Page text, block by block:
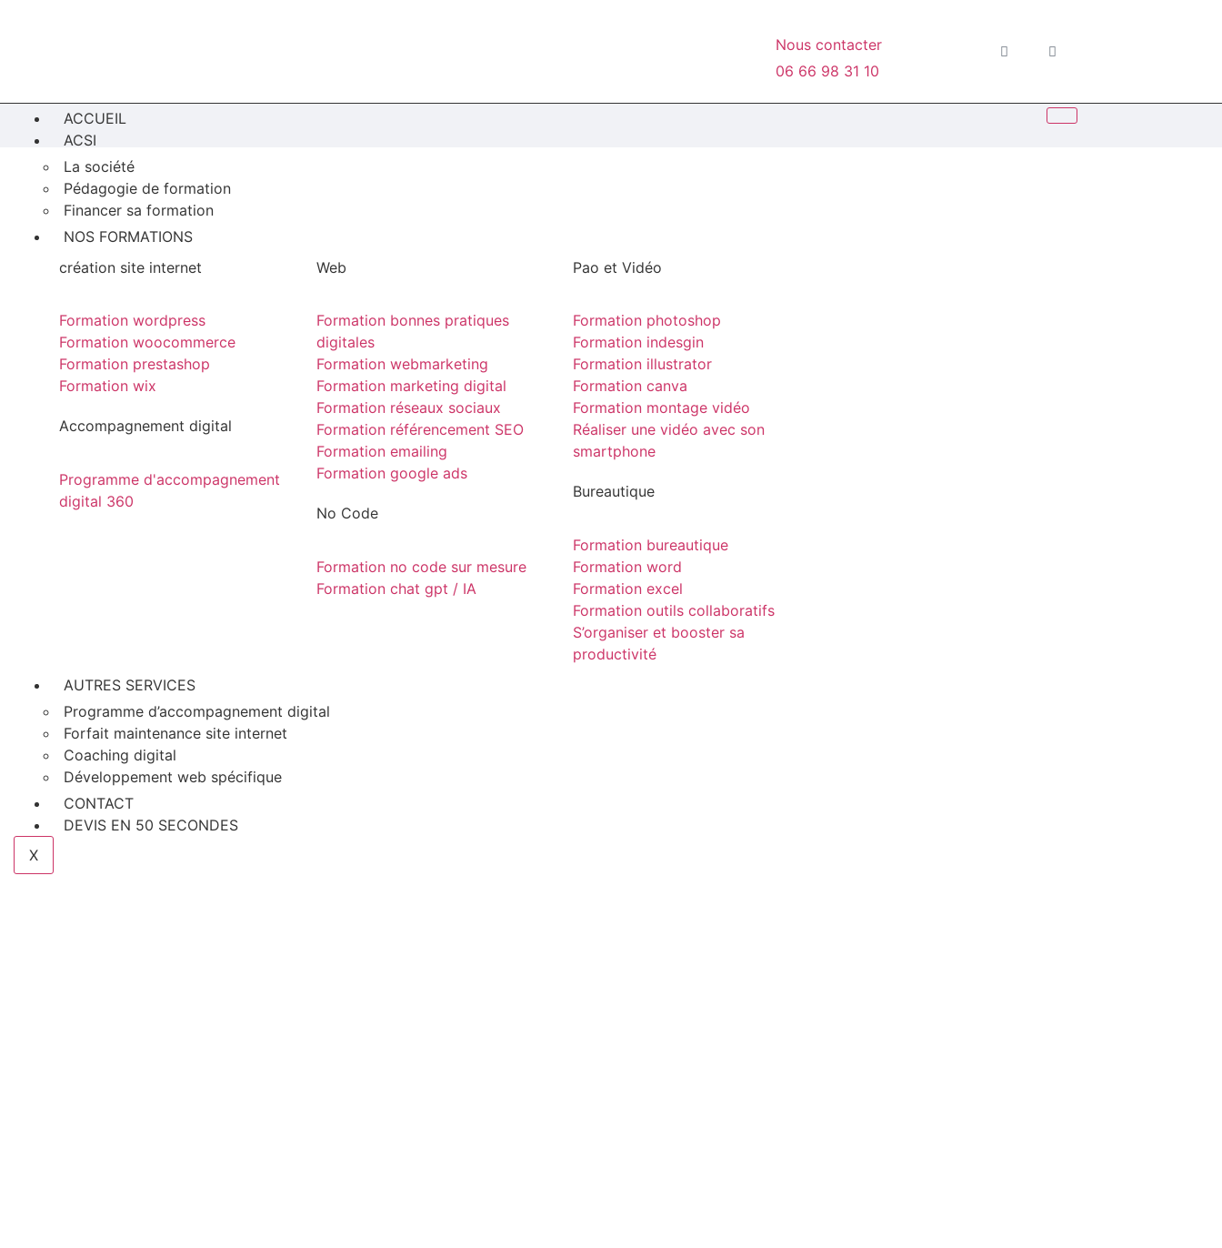
Nous contacter
06 66 98 31 10
ACCUEIL
ACSI
La société
Pédagogie de formation
Financer sa formation
NOS FORMATIONS
création site internet
Formation wordpress
Formation woocommerce
Formation prestashop
Formation wix
Accompagnement digital
Programme d'accompagnement
digital 360
Web
Formation bonnes pratiques
digitales
Formation webmarketing
Formation marketing digital
Formation réseaux sociaux
Formation référencement SEO
Formation emailing
Formation google ads
No Code
Formation no code sur mesure
Formation chat gpt / IA
Pao et Vidéo
Formation photoshop
Formation indesgin
Formation illustrator
Formation canva
Formation montage vidéo
Réaliser une vidéo avec son
smartphone
Bureautique
Formation bureautique
Formation word
Formation excel
Formation outils collaboratifs
S’organiser et booster sa
productivité
AUTRES SERVICES
Programme d’accompagnement digital
Forfait maintenance site internet
Coaching digital
Développement web spécifique
CONTACT
DEVIS EN 50 SECONDES
X